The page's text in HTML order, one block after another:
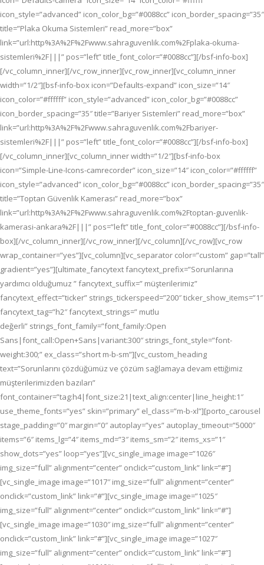
icon_style=”advanced” icon_color_bg=”#0088cc” icon_border_spacing=”35″
title=”Plaka Okuma Sistemleri” read_more=”box”
link=”url:http%3A%2F%2Fwww.sahraguvenlik.com%2Fplaka-okuma-
sistemleri%2F|||” pos=”left” title_font_color=”#0088cc”][/bsf-info-box]
[/vc_column_inner][/vc_row_inner][vc_row_inner][vc_column_inner
width=”1/2″][bsf-info-box icon=”Defaults-expand” icon_size=”14″
icon_color=”#ffffff” icon_style=”advanced” icon_color_bg=”#0088cc”
icon_border_spacing=”35″ title=”Bariyer Sistemleri” read_more=”box”
link=”url:http%3A%2F%2Fwww.sahraguvenlik.com%2Fbariyer-
sistemleri%2F|||” pos=”left” title_font_color=”#0088cc”][/bsf-info-box]
[/vc_column_inner][vc_column_inner width=”1/2″][bsf-info-box
icon=”Simple-Line-Icons-camrecorder” icon_size=”14″ icon_color=”#ffffff”
icon_style=”advanced” icon_color_bg=”#0088cc” icon_border_spacing=”35″
title=”Toptan Güvenlik Kamerası” read_more=”box”
link=”url:http%3A%2F%2Fwww.sahraguvenlik.com%2Ftoptan-guvenlik-
kamerasi-ankara%2F|||” pos=”left” title_font_color=”#0088cc”][/bsf-info-
box][/vc_column_inner][/vc_row_inner][/vc_column][/vc_row][vc_row
wrap_container=”yes”][vc_column][vc_separator color=”custom” gap=”tall”
gradient=”yes”][ultimate_fancytext fancytext_prefix=”Sorunlarına
yardımcı olduğumuz ” fancytext_suffix=” müşterilerimiz”
fancytext_effect=”ticker” strings_tickerspeed=”200″ ticker_show_items=”1″
fancytext_tag=”h2″ fancytext_strings=” mutlu
değerli” strings_font_family=”font_family:Open
Sans|font_call:Open+Sans|variant:300″ strings_font_style=”font-
weight:300;” ex_class=”short m-b-sm”][vc_custom_heading
text=”Sorunlarını çözdüğümüz ve çözüm sağlamaya devam ettiğimiz
müşterilerimizden bazıları”
font_container=”tag:h4|font_size:21|text_align:center|line_height:1″
use_theme_fonts=”yes” skin=”primary” el_class=”m-b-xl”][porto_carousel
stage_padding=”0″ margin=”0″ autoplay=”yes” autoplay_timeout=”5000″
items=”6″ items_lg=”4″ items_md=”3″ items_sm=”2″ items_xs=”1″
show_dots=”yes” loop=”yes”][vc_single_image image=”1026″
img_size=”full” alignment=”center” onclick=”custom_link” link=”#”]
[vc_single_image image=”1017″ img_size=”full” alignment=”center”
onclick=”custom_link” link=”#”][vc_single_image image=”1025″
img_size=”full” alignment=”center” onclick=”custom_link” link=”#”]
[vc_single_image image=”1030″ img_size=”full” alignment=”center”
onclick=”custom_link” link=”#”][vc_single_image image=”1027″
img_size=”full” alignment=”center” onclick=”custom_link” link=”#”]